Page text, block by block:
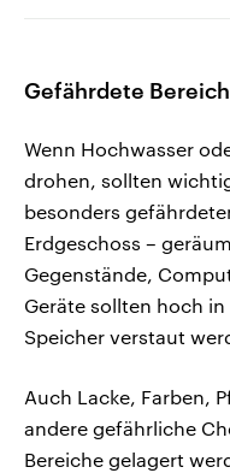
Gefährdete
Wenn Hochwasser
drohen, sollten
besonders
Erdgeschoss –
Gegenstände,
Geräte sollten hoch
Speicher verstaut
Auch Lacke, Farben,
andere gefährliche
Bereiche gelagert